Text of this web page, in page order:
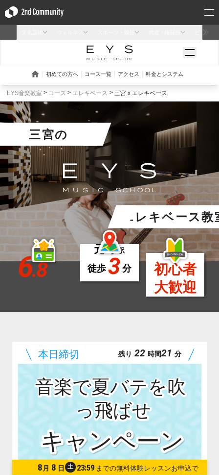
EYS音楽教室 コース エレキベース 三宮 x エレキベース
三宮の
エレキベース教
6.8
元町駅
徒歩3分
初心者
大歓迎
音楽で夏バテを吹
っ飛ばせ
8 月 8 日 土23:59
残り 22 時間21 分